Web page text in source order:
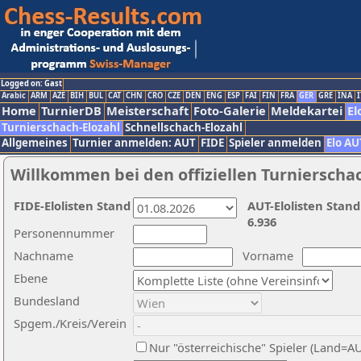
Logged on: Gast
Arabic ARM AZE BIH BUL CAT CHN CRO CZE DEN ENG ESP FAI FIN FRA GER GRE INA
Home TurnierDB Meisterschaft Foto-Galerie Meldekartei
Turnierschach-Elozahl Schnellschach-Elozahl
Allgemeines Turnier anmelden: AUT FIDE Spieler anmelden Elo
Willkommen bei den offiziellen
Nachname
Vorname
Ebene
Personennummer
Bundesland
Spgem./Kreis/Verein
Nur "österreichische" Spieler
AUT-Elolisten
6.936
FIDE-Elolisten Stand